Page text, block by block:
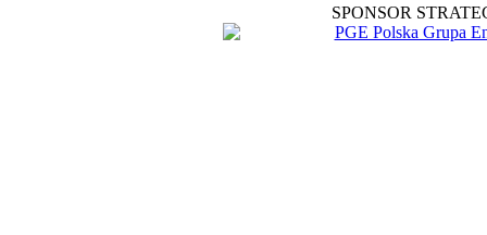
SPONSOR